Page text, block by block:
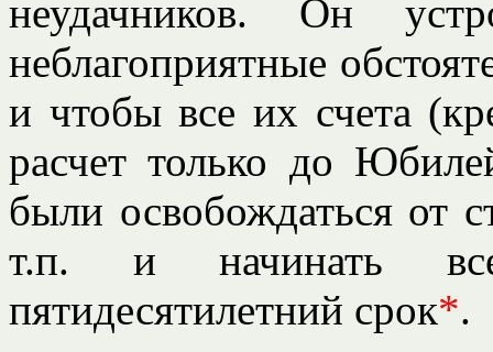
неудачников. Он
неблагоприятные
и чтобы все их счета
расчет только до
были освобождаться от
т.п. и начинать
пятидесятилетний срок*.